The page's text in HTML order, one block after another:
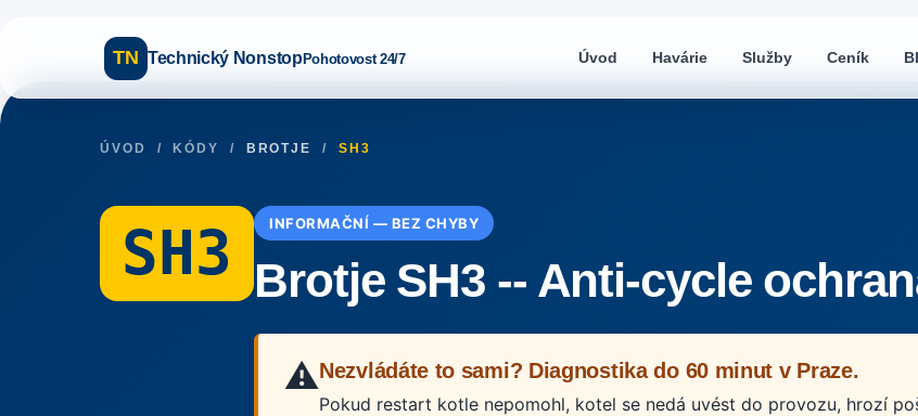
TN Technický NonstopPohotovost 24/7 Úvod Havárie Služby Ceník
ÚVOD / KÓDY / BROTJE / SH3
SH3 INFORMAČNÍ — BEZ CHYBY
Brotje SH3 -- Anti-cycle
⚠️Nezvládáte to sami? Diagnostika do 60 minut v Praze.
Pokud restart kotle nepomohl, kotel se nedá uvést do provozu, hrozí